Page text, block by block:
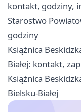
kontakt, godziny,
Starostwo
godziny
Książnica
Białej: kontakt,
Książnica
Bielsku-Białej